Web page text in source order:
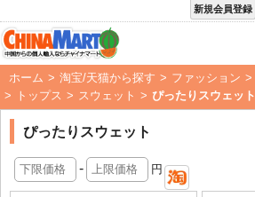
新規会員登録
ホーム > 淘宝/天猫から探す > ファッション >
>
トップス > スウェット > ぴったりスウェット
ぴったりスウェット
- 円